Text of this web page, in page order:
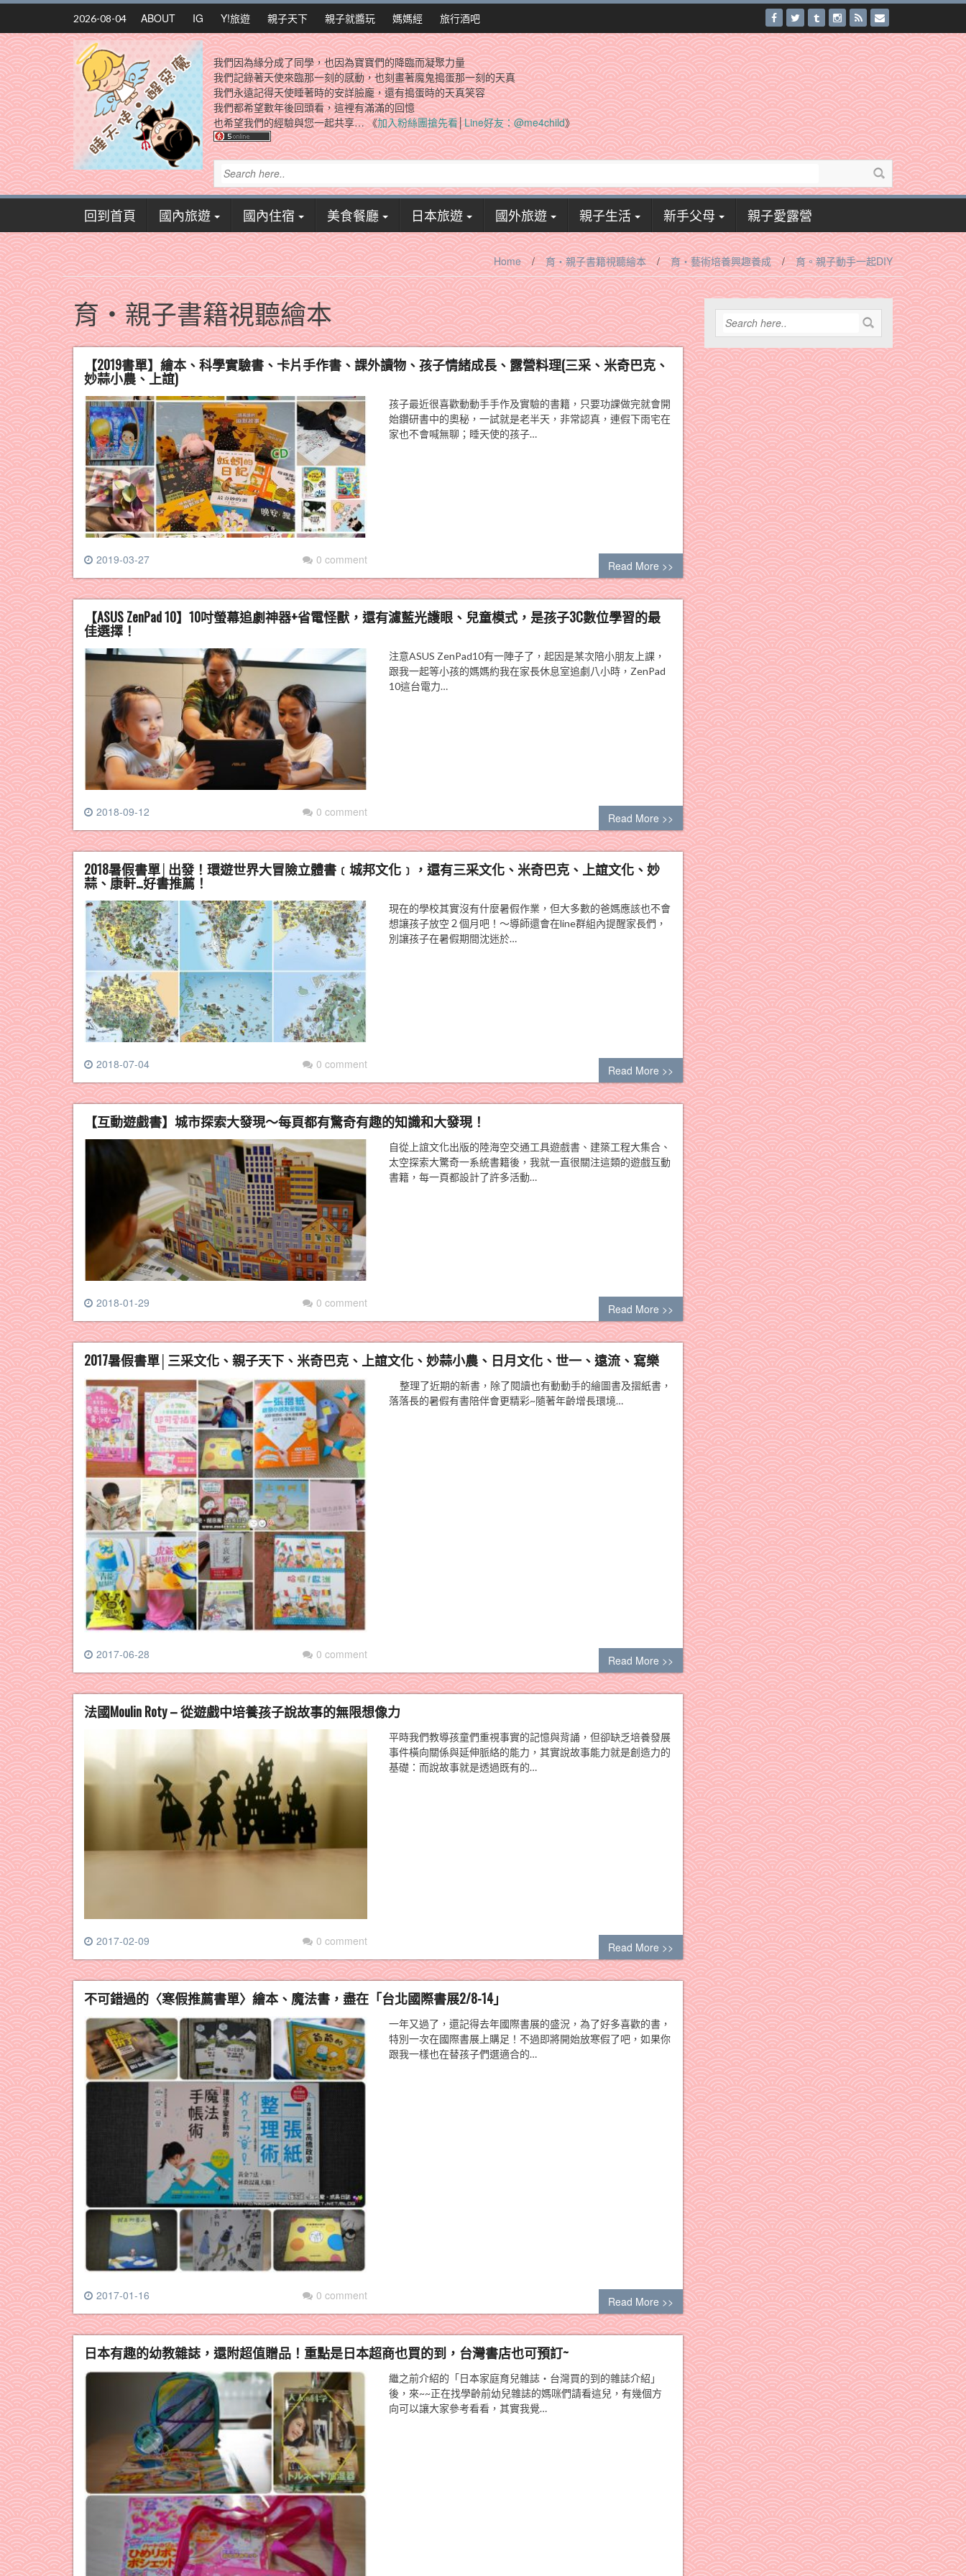
Skip
content
2026-08-04 ABOUT IG Y!旅遊 親子天下 親子就醬玩 媽媽經 旅行酒吧
我們因為緣分成了同學，也因為寶寶們的降臨而凝聚力量
我們記錄著天使來臨那一刻的感動，也刻畫著魔鬼搗蛋那一刻的天真
我們永遠記得天使睡著時的安詳臉龐，還有搗蛋時的天真笑容
我們都希望數年後回頭看，這裡有滿滿的回憶
也希望我們的經驗與您一起共享… 《加入粉絲團搶先看│Line好友：@me4child》
回到首頁 國內旅遊 國內住宿 美食餐廳 日本旅遊 國外旅遊 親子生活 新手父母 親子愛露營
Home / 育‧親子書籍視聽繪本 / 育‧藝術培養興趣養成 / 育。親子動手一起DIY
育‧親子書籍視聽繪本
【2019書單】繪本、科學實驗書、卡片手作書、課外讀物、孩子情緒成長、露營料理(三采、米奇巴克、
妙蒜小農、上誼)
2019-03-27 0 comment
孩子最近很喜歡動動手手作及實驗的書籍，只要功課做完就會開
始鑽研書中的奧秘，一試就是老半天，非常認真，連假下雨宅在
家也不會喊無聊；睡天使的孩子…
Read More >>
【ASUS ZenPad 10】10吋螢幕追劇神器+省電怪獸，還有濾藍光護眼、兒童模式，是孩子3C數位學習的最
佳選擇！
2018-09-12 0 comment
注意ASUS ZenPad10有一陣子了，起因是某次陪小朋友上課，
跟我一起等小孩的媽媽約我在家長休息室追劇八小時，ZenPad
10這台電力…
Read More >>
2018暑假書單│出發！環遊世界大冒險立體書﹝城邦文化﹞，還有三采文化、米奇巴克、上誼文化、妙
蒜、康軒…好書推薦！
2018-07-04 0 comment
現在的學校其實沒有什麼暑假作業，但大多數的爸媽應該也不會
想讓孩子放空２個月吧！～導師還會在line群組內提醒家長們，
別讓孩子在暑假期間沈迷於…
Read More >>
【互動遊戲書】城市探索大發現～每頁都有驚奇有趣的知識和大發現！
2018-01-29 0 comment
自從上誼文化出版的陸海空交通工具遊戲書、建築工程大集合、
太空探索大驚奇一系統書籍後，我就一直很關注這類的遊戲互動
書籍，每一頁都設計了許多活動…
Read More >>
2017暑假書單│三采文化、親子天下、米奇巴克、上誼文化、妙蒜小農、日月文化、世一、遠流、寫樂
2017-06-28 0 comment
整理了近期的新書，除了閱讀也有動動手的繪圖書及摺紙書，
落落長的暑假有書陪伴會更精彩~隨著年齡增長環境…
Read More >>
法國Moulin Roty – 從遊戲中培養孩子說故事的無限想像力
2017-02-09 0 comment
平時我們教導孩童們重視事實的記憶與背誦，但卻缺乏培養發展
事件橫向關係與延伸脈絡的能力，其實說故事能力就是創造力的
基礎：而說故事就是透過既有的…
Read More >>
不可錯過的〈寒假推薦書單〉繪本、魔法書，盡在「台北國際書展2/8-14」
2017-01-16 0 comment
一年又過了，還記得去年國際書展的盛況，為了好多喜歡的書，
特別一次在國際書展上購足！不過即將開始放寒假了吧，如果你
跟我一樣也在替孩子們選適合的…
Read More >>
日本有趣的幼教雜誌，還附超值贈品！重點是日本超商也買的到，台灣書店也可預訂~
繼之前介紹的「日本家庭育兒雜誌‧台灣買的到的雜誌介紹」
後，來~~正在找學齡前幼兒雜誌的媽咪們請看這兒，有幾個方
向可以讓大家參考看看，其實我覺…